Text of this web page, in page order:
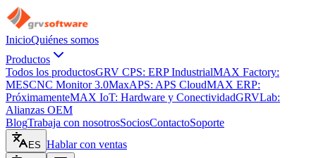
InicioQuiénes somos
Productos
Todos los productosGRV CPS: ERP IndustrialMAX Factory:
MESCNC Monitor 3.0MaxAPS: APS CloudMAX ERP:
PróximamenteMAX IoT: Hardware y ConectividadGRVLab:
Alianzas OEM
BlogTrabaja con nosotrosSociosContactoSoporte
ES Hablar con ventas